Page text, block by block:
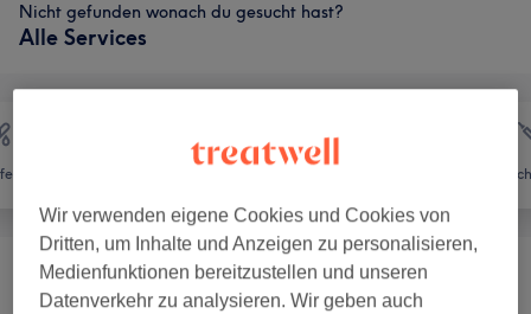
Nicht gefunden wonach du gesucht hast?
Alle Services
Frühlingsangebote (3) ab 79 €
Wir verwenden eigene Cookies und Cookies von
Dritten, um Inhalte und Anzeigen zu personalisieren,
Medienfunktionen bereitzustellen und unseren
Datenverkehr zu analysieren. Wir geben auch